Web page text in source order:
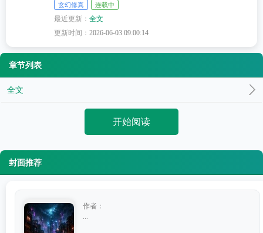
玄幻修真 连载中
最近更新：全文
更新时间：2026-06-03 09:00:14
章节列表
全文
开始阅读
封面推荐
作者：